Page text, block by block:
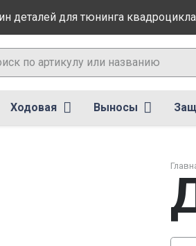
деталей для тюнинга
Ходовая Выносы